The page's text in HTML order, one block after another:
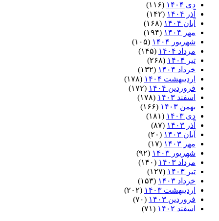
دی ۱۴۰۴
(۱۱۶)
آذر ۱۴۰۴
(۱۴۲)
آبان ۱۴۰۴
(۱۶۸)
مهر ۱۴۰۴
(۱۹۴)
شهریور ۱۴۰۴
(۱۰۵)
مرداد ۱۴۰۴
(۱۴۵)
تیر ۱۴۰۴
(۲۶۸)
خرداد ۱۴۰۴
(۱۳۲)
اردیبهشت ۱۴۰۴
(۱۷۸)
فروردین ۱۴۰۴
(۱۷۲)
اسفند ۱۴۰۳
(۱۷۸)
بهمن ۱۴۰۳
(۱۶۶)
دی ۱۴۰۳
(۱۸۱)
آذر ۱۴۰۳
(۸۷)
آبان ۱۴۰۳
(۲۰)
مهر ۱۴۰۳
(۱۷)
شهریور ۱۴۰۳
(۹۲)
مرداد ۱۴۰۳
(۱۴۰)
تیر ۱۴۰۳
(۱۲۷)
خرداد ۱۴۰۳
(۱۵۳)
اردیبهشت ۱۴۰۳
(۲۰۲)
فروردین ۱۴۰۳
(۷۰)
اسفند ۱۴۰۲
(۷۱)